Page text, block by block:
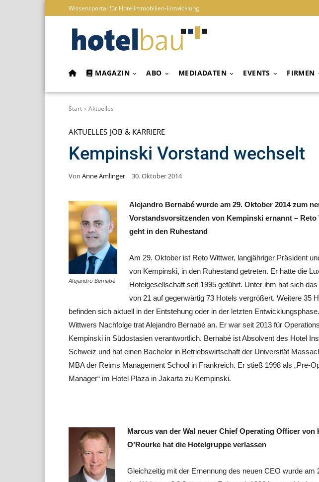
Wissensportal für Hotelimmobilien-Entwicklung
MAGAZIN ABO MEDIADATEN EVENTS FIRMEN
Start Aktuelles
AKTUELLES JOB & KARRIERE
Kempinski Vorstand wechselt
Von Anne Amlinger 30. Oktober 2014
Alejandro Bernabé
Alejandro Bernabé wurde am 29. Oktober 2014 zum
Vorstandsvorsitzenden von Kempinski ernannt – Reto
geht in den Ruhestand
Am 29. Oktober ist Reto Wittwer, langjähriger Präsident
von Kempinski, in den Ruhestand getreten. Er hatte die
Hotelgesellschaft seit 1995 geführt. Unter ihm hat sich
von 21 auf gegenwärtig 73 Hotels vergrößert. Weitere 35
befinden sich aktuell in der Entstehung oder in der letzten Entwicklungsphase.
Wittwers Nachfolge trat Alejandro Bernabé an. Er war seit 2013 für
Kempinski in Südostasien verantwortlich. Bernabé ist Absolvent des Hotel
Schweiz und hat einen Bachelor in Betriebswirtschaft der Universität
MBA der Reims Management School in Frankreich. Er stieß 1998 als „Pre-
Manager“ im Hotel Plaza in Jakarta zu Kempinski.
Marcus van der Wal neuer Chief Operating Officer von
O’Rourke hat die Hotelgruppe verlassen
Gleichzeitig mit der Ernennung des neuen CEO wurde